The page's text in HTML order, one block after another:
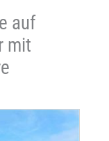
auf
mit